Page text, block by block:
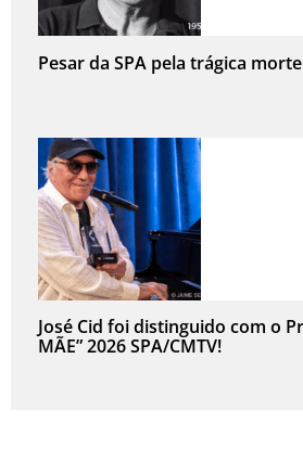
Pesar da SPA pela trágica
José Cid foi distinguido com o
MÃE” 2026 SPA/CMTV!